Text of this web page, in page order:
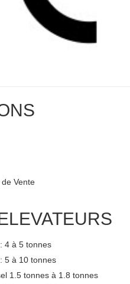
Vente
4 à 5 tonnes
5 à 10 tonnes
1.5 tonnes à 1.8 tonnes